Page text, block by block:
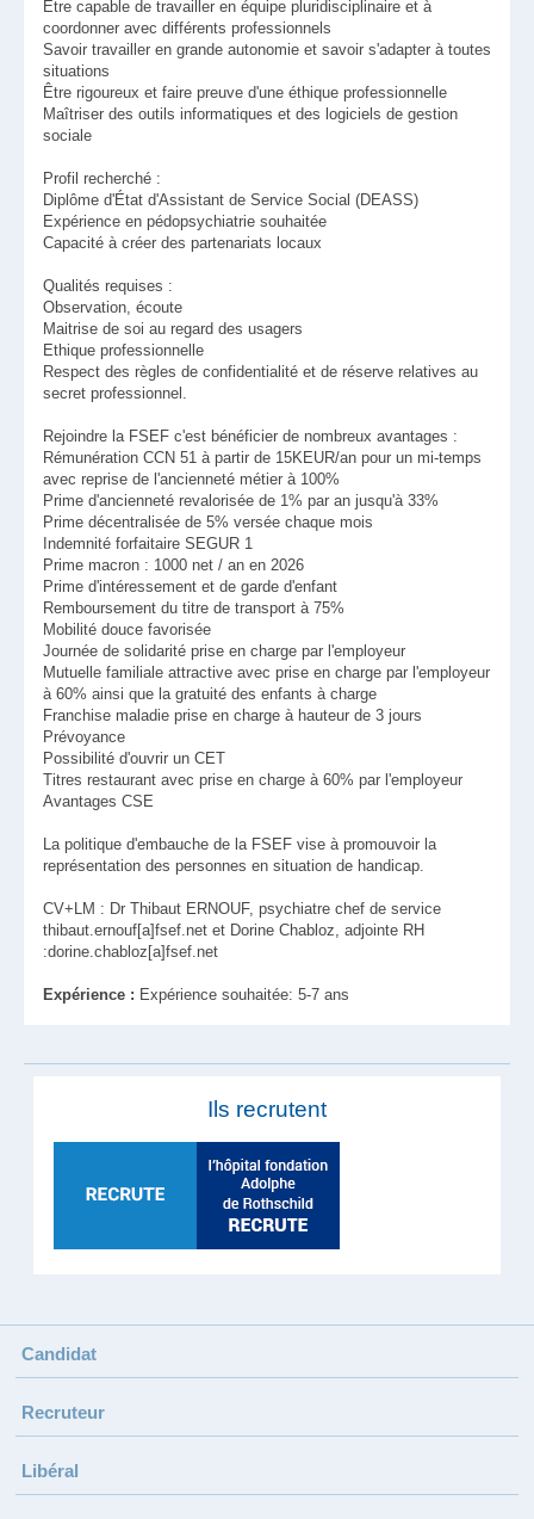
Être capable de travailler en équipe pluridisciplinaire et à
coordonner avec différents professionnels
Savoir travailler en grande autonomie et savoir s'adapter à toutes
situations
Être rigoureux et faire preuve d'une éthique professionnelle
Maîtriser des outils informatiques et des logiciels de gestion
sociale
Profil recherché :
Diplôme d'État d'Assistant de Service Social (DEASS)
Expérience en pédopsychiatrie souhaitée
Capacité à créer des partenariats locaux
Qualités requises :
Observation, écoute
Maitrise de soi au regard des usagers
Ethique professionnelle
Respect des règles de confidentialité et de réserve relatives au
secret professionnel.
Rejoindre la FSEF c'est bénéficier de nombreux avantages :
Rémunération CCN 51 à partir de 15KEUR/an pour un mi-temps
avec reprise de l'ancienneté métier à 100%
Prime d'ancienneté revalorisée de 1% par an jusqu'à 33%
Prime décentralisée de 5% versée chaque mois
Indemnité forfaitaire SEGUR 1
Prime macron : 1000 net / an en 2026
Prime d'intéressement et de garde d'enfant
Remboursement du titre de transport à 75%
Mobilité douce favorisée
Journée de solidarité prise en charge par l'employeur
Mutuelle familiale attractive avec prise en charge par l'employeur
à 60% ainsi que la gratuité des enfants à charge
Franchise maladie prise en charge à hauteur de 3 jours
Prévoyance
Possibilité d'ouvrir un CET
Titres restaurant avec prise en charge à 60% par l'employeur
Avantages CSE
La politique d'embauche de la FSEF vise à promouvoir la
représentation des personnes en situation de handicap.
CV+LM : Dr Thibaut ERNOUF, psychiatre chef de service
thibaut.ernouf[a]fsef.net et Dorine Chabloz, adjointe RH
:dorine.chabloz[a]fsef.net
Expérience : Expérience souhaitée: 5-7 ans
Ils recrutent
Candidat
Recruteur
Libéral